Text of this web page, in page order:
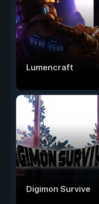
Lumencraft
Digimon Survive